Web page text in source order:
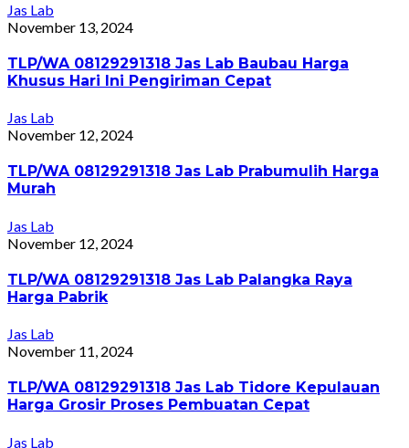
Jas Lab
November 13, 2024
TLP/WA 08129291318 Jas Lab Baubau Harga
Khusus Hari Ini Pengiriman Cepat
Jas Lab
November 12, 2024
TLP/WA 08129291318 Jas Lab Prabumulih Harga
Murah
Jas Lab
November 12, 2024
TLP/WA 08129291318 Jas Lab Palangka Raya
Harga Pabrik
Jas Lab
November 11, 2024
TLP/WA 08129291318 Jas Lab Tidore Kepulauan
Harga Grosir Proses Pembuatan Cepat
Jas Lab